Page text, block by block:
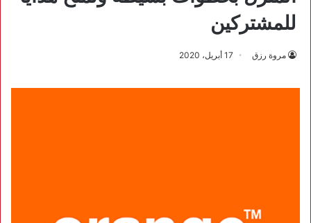
للمشتركين
مروة رزق 17 أبريل، 2020